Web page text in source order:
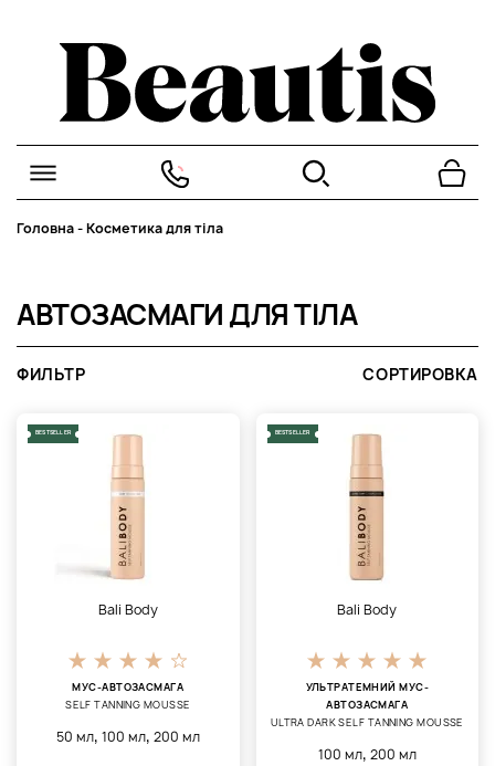
Головна-Косметика для тіла
АВТОЗАСМАГИ ДЛЯ ТІЛА
ФИЛЬТР СОРТИРОВКА
BESTSELLER
Bali Body
МУС-АВТОЗАСМАГА
SELF TANNING MOUSSE
50 мл, 100 мл, 200 мл
BESTSELLER
Bali Body
УЛЬТРАТЕМНИЙ МУС-
АВТОЗАСМАГА
ULTRA DARK SELF TANNING MOUSSE
100 мл, 200 мл